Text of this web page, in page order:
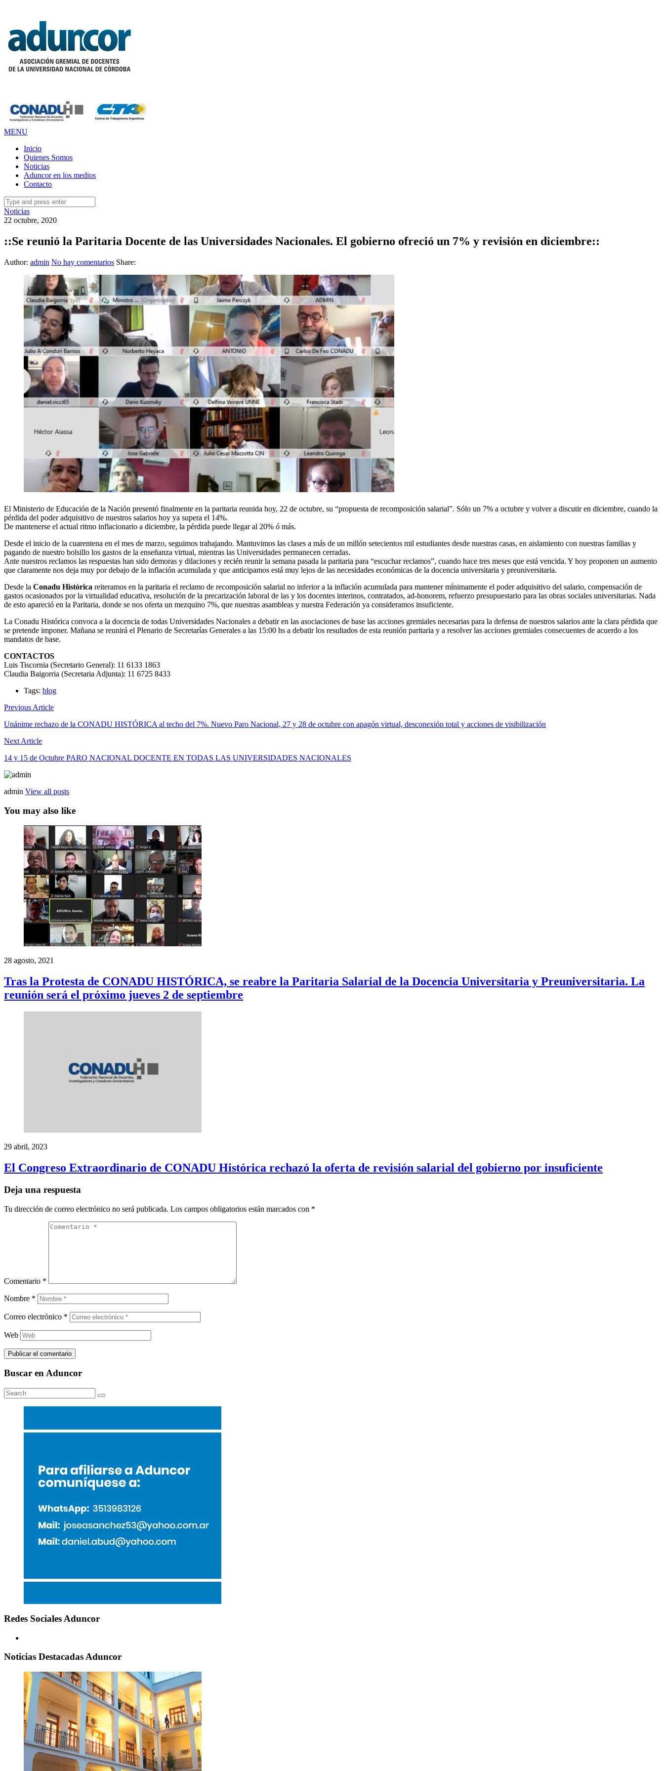
MENU
Inicio
Quienes Somos
Noticias
Aduncor en los medios
Contacto
Search
for:
Noticias
22 octubre, 2020
::Se reunió la Paritaria Docente de las Universidades Nacionales. El gobierno ofreció un 7% y revisión en diciembre::
Author: admin No hay comentarios Share:
El Ministerio de Educación de la Nación presentó finalmente en la paritaria reunida hoy, 22 de octubre, su “propuesta de recomposición salarial”. Sólo un 7% a octubre y volver a discutir en diciembre, cuando la
pérdida del poder adquisitivo de nuestros salarios hoy ya supera el 14%.
De mantenerse el actual ritmo inflacionario a diciembre, la pérdida puede llegar al 20% ó más.
Desde el inicio de la cuarentena en el mes de marzo, seguimos trabajando. Mantuvimos las clases a más de un millón setecientos mil estudiantes desde nuestras casas, en aislamiento con nuestras familias y
pagando de nuestro bolsillo los gastos de la enseñanza virtual, mientras las Universidades permanecen cerradas.
Ante nuestros reclamos las respuestas han sido demoras y dilaciones y recién reunir la semana pasada la paritaria para “escuchar reclamos”, cuando hace tres meses que está vencida. Y hoy proponen un aumento
que claramente nos deja muy por debajo de la inflación acumulada y que anticipamos está muy lejos de las necesidades económicas de la docencia universitaria y preuniversitaria.
Desde la Conadu Histórica reiteramos en la paritaria el reclamo de recomposición salarial no inferior a la inflación acumulada para mantener mínimamente el poder adquisitivo del salario, compensación de
gastos ocasionados por la virtualidad educativa, resolución de la precarización laboral de las y los docentes interinos, contratados, ad-honorem, refuerzo presupuestario para las obras sociales universitarias. Nada
de esto apareció en la Paritaria, donde se nos oferta un mezquino 7%, que nuestras asambleas y nuestra Federación ya consideramos insuficiente.
La Conadu Histórica convoca a la docencia de todas Universidades Nacionales a debatir en las asociaciones de base las acciones gremiales necesarias para la defensa de nuestros salarios ante la clara pérdida que
se pretende imponer. Mañana se reunirá el Plenario de Secretarías Generales a las 15:00 hs a debatir los resultados de esta reunión paritaria y a resolver las acciones gremiales consecuentes de acuerdo a los
mandatos de base.
CONTACTOS
Luis Tiscornia (Secretario General): 11 6133 1863
Claudia Baigorria (Secretaria Adjunta): 11 6725 8433
Tags: blog
Previous Article
Unánime rechazo de la CONADU HISTÓRICA al techo del 7%. Nuevo Paro Nacional, 27 y 28 de octubre con apagón virtual, desconexión total y acciones de visibilización
Next Article
14 y 15 de Octubre PARO NACIONAL DOCENTE EN TODAS LAS UNIVERSIDADES NACIONALES
admin View all posts
You may also like
28 agosto, 2021
Tras la Protesta de CONADU HISTÓRICA, se reabre la Paritaria Salarial de la Docencia Universitaria y Preuniversitaria. La
reunión será el próximo jueves 2 de septiembre
29 abril, 2023
El Congreso Extraordinario de CONADU Histórica rechazó la oferta de revisión salarial del gobierno por insuficiente
Deja una respuesta
Tu dirección de correo electrónico no será publicada. Los campos obligatorios están marcados con *
Comentario *
Nombre *
Correo electrónico *
Web
Buscar en Aduncor
Search
for:
Search
Redes Sociales Aduncor
Noticias Destacadas Aduncor